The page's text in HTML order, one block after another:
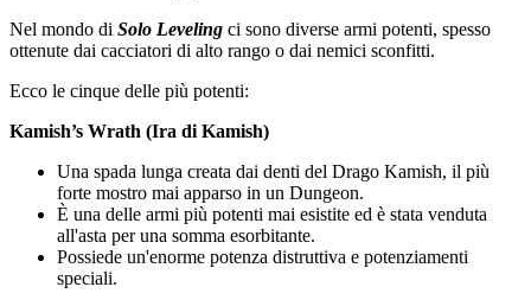
Nel mondo di Solo Leveling ci sono diverse armi potenti, spesso
ottenute dai cacciatori di alto rango o dai nemici sconfitti.
Ecco le cinque delle più potenti:
Kamish’s Wrath (Ira di Kamish)
Una spada lunga creata dai denti del Drago Kamish, il più
forte mostro mai apparso in un Dungeon.
È una delle armi più potenti mai esistite ed è stata venduta
all'asta per una somma esorbitante.
Possiede un'enorme potenza distruttiva e potenziamenti
speciali.